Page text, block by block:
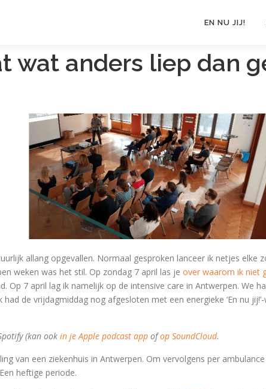
EN NU JIJ!
wat anders liep dan
allang opgevallen. Normaal gesproken lanceer ik netjes elke
weken was het stil. Op zondag 7 april las je over waarom ik niet
Op 7 april lag ik namelijk op de intensive care in Antwerpen. We
de vrijdagmiddag nog afgesloten met een energieke ‘En nu
(kan ook in je Apple podcast app ofop SoundCloud.
van een ziekenhuis in Antwerpen. Om vervolgens per
heftige periode.